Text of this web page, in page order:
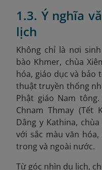
1.3. Ý nghĩa
lịch
Không chỉ là nơi
bào Khmer, chùa
hóa, giáo dục và bảo
thuật truyền thống
Phật giáo Nam
Chnam Thmay (Tết
Dâng y Kathina,
với sắc màu văn
trong và ngoài nước.
Từ góc nhìn du lịch,